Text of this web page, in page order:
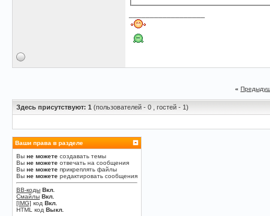
«
Здесь присутствуют: 1 (пользователей - 0 , гостей - 1)
Ваши права в разделе
Вы не можете создавать темы
Вы не можете отвечать на сообщения
Вы не можете прикреплять файлы
Вы не можете редактировать сообщения
BB-коды Вкл.
Смайлы Вкл.
[IMG] код Вкл.
HTML код Выкл.